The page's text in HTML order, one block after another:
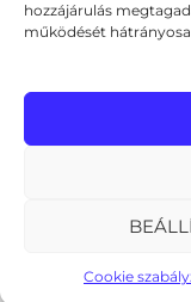
hozzájárulás
működését
Cookie